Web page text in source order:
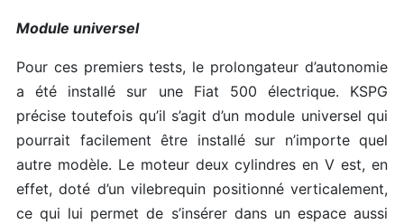
Module universel
Pour ces premiers tests, le prolongateur d’autonomie
a été installé sur une Fiat 500 électrique. KSPG
précise toutefois qu’il s’agit d’un module universel qui
pourrait facilement être installé sur n’importe quel
autre modèle. Le moteur deux cylindres en V est, en
effet, doté d’un vilebrequin positionné verticalement,
ce qui lui permet de s’insérer dans un espace aussi